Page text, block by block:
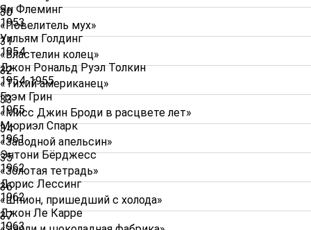
Ян Флеминг
1953
30
«Повелитель мух»
Уильям Голдинг
1954
31
«Властелин колец»
Джон Рональд Руэл Толкин
1954-1955
32
«Тихий американец»
Грэм Грин
1955
33
«Мисс Джин Броди в расцвете лет»
Мюриэл Спарк
1961
34
«Заводной апельсин»
Энтони Бёрджесс
1962
35
«Золотая тетрадь»
Дорис Лессинг
1962
36
«Шпион, пришедший с холода»
Джон Ле Карре
1963
37